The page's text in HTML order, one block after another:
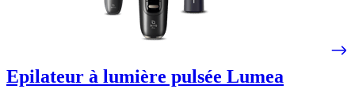
Epilateur à lumière pulsée Lumea